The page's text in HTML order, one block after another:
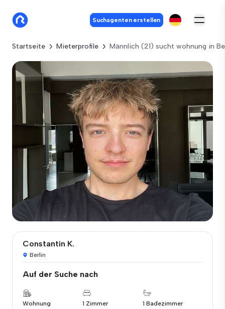
Suchagenten erstellen
Startseite Mieterprofile Männlich (21) sucht wohnung in
Constantin K.
Berlin
Auf der Suche nach
Wohnung 1 Zimmer 1 Badezimmer